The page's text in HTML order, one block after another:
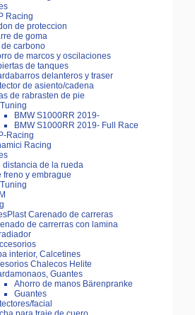
Racing
de proteccion
de goma
de carbono
de marcos y oscilaciones
de tanques
delanteros y traser
de asiento/cadena
de rabrasten de pie
BMW S1000RR 2019-
BMW S1000RR 2019- Full Race
Racing
Racing
distancia de la rueda
freno y embrague
Carenado de carreras
de carrerras con lamina
interior, Calcetines
Chalecos Helite
Guantes
Ahorro de manos Bärenpranke
Guantes
facial